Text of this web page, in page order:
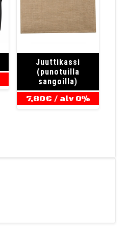
Juuttikassi
(punotuilla
sangoilla)
7,80€ / alv 0%